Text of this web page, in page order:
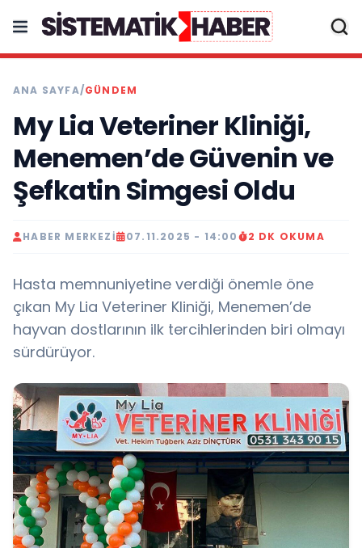
ANA SAYFA/GÜNDEM
My Lia Veteriner Kliniği,
Menemen’de Güvenin ve
Şefkatin Simgesi Oldu
HABER MERKEZI 07.11.2025 - 14:00 2 DK OKUMA
Hasta memnuniyetine verdiği önemle öne
çıkan My Lia Veteriner Kliniği, Menemen’de
hayvan dostlarının ilk tercihlerinden biri olmayı
sürdürüyor.